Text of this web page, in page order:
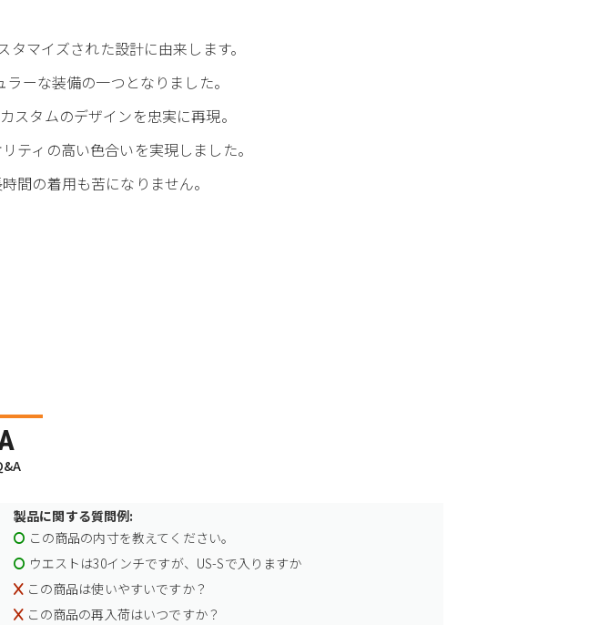
マイズされた設計に由来します。
ーな装備の一つとなりました。
スタムのデザインを忠実に再現。
ティの高い色合いを実現しました。
間の着用も苦になりません。
製品に関する質問例:
この商品の内寸を教えてください。
ウエストは30インチですが、US-Sで入りますか
この商品は使いやすいですか？
この商品の再入荷はいつですか？